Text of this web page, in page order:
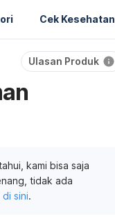
Cek Kesehatan
Ulasan Produk
kami bisa saja
tidak ada
di sini.